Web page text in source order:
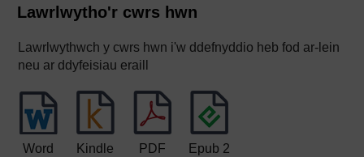
Lawrlwytho'r cwrs hwn
Lawrlwythwch y cwrs hwn i'w ddefnyddio heb fod ar-lein
neu ar ddyfeisiau eraill
Word Kindle PDF
Epub 2